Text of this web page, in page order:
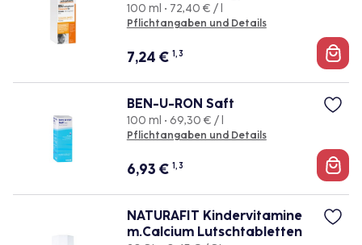
100 ml • 72,40 € / l
Pflichtangaben und Details
7,24 € 1, 3
BEN-U-RON Saft
100 ml • 69,30 € / l
Pflichtangaben und Details
6,93 € 1, 3
NATURAFIT Kindervitamine
m.Calcium Lutschtabletten